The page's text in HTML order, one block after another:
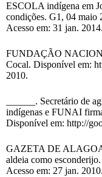
ESCOLA indígena em
condições. G1, 04 maio
Acesso em: 31 jan. 2014.
FUNDAÇÃO
Cocal. Disponível em:
2010.
______. Secretário de
indígenas e FUNAI
Disponível em: http://
GAZETA DE
aldeia como
Acesso em: 27 jan. 2010.